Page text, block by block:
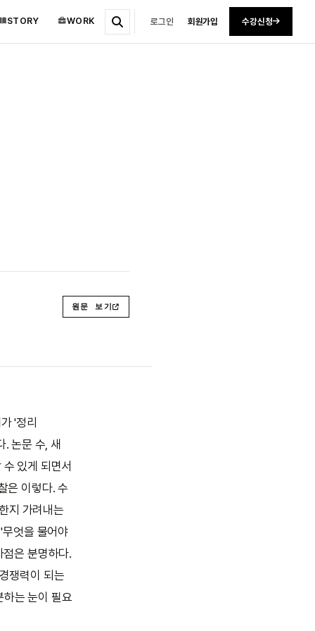
STORY WORK 로그인 회원가입 수강신청
원문 보기
'정리
논문 수, 새
있게 되면서
은 이렇다. 수
지 가려내는
엇을 물어야
은 분명하다.
쟁력이 되는
하는 눈이 필요